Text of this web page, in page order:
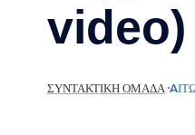
video)
ΣΥΝΤΑΚΤΙΚΉ ΟΜΆΔΑ